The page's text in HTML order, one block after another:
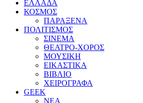
ΕΛΛΑΔΑ
ΚΟΣΜΟΣ
ΠΑΡΑΞΕΝΑ
ΠΟΛΙΤΙΣΜΟΣ
ΣΙΝΕΜΑ
ΘΕΑΤΡΟ-ΧΟΡΟΣ
ΜΟΥΣΙΚΗ
ΕΙΚΑΣΤΙΚΑ
ΒΙΒΛΙΟ
ΧΕΙΡΟΓΡΑΦΑ
GEEK
ΝΕΑ